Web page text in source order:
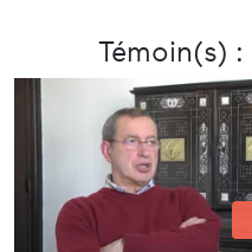
Témoin(s) :